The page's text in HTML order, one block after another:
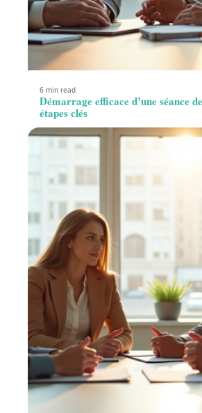
6 min read
Démarrage efficace d’une séance
étapes clés